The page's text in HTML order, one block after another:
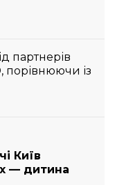
партнерів
із
Київ
— дитина